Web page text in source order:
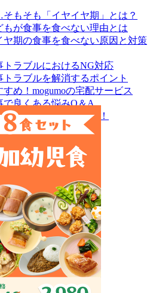
もそも「イヤイヤ期」とは？
もが食事を食べない理由とは
ヤ期の食事を食べない原因と対策
トラブルにおけるNG対応
ラブルを解消するポイント
め！mogumoの宅配サービス
で良くある悩みQ＆A
ラブルを解消しよう！